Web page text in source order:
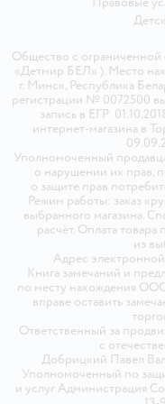
Общество с
«Детмир БЕЛ» ). Место
г. Минск, Республика
регистрации № 0072500
запись в ЕГР
интернет-магазина в
Уполномоченный
о нарушении их прав,
о защите прав
Режим работы: заказ
выбранного магазина.
расчёт. Оплата
из
Адрес
Книга замечаний и
по месту нахождения
вправе оставить
Ответственный за
с
Добрицкий Павел
Уполномоченный по
и услуг Администрация